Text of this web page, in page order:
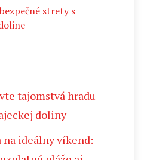
strety s
tajomstvá hradu
doliny
na ideálny víkend: